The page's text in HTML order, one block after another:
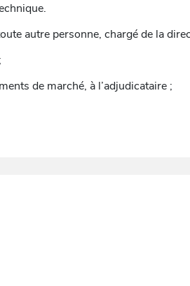
autre personne, chargé de la
de marché, à l’adjudicataire ;